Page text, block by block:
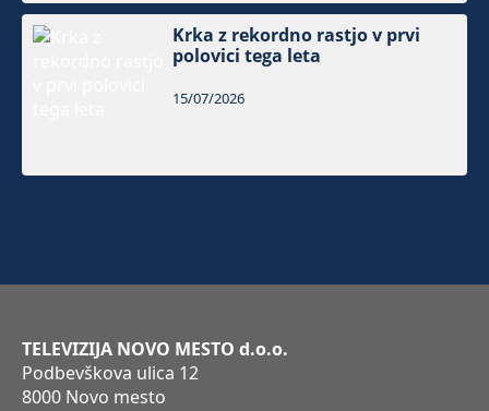
Krka z rekordno rastjo v prvi
polovici tega leta
15/07/2026
TELEVIZIJA NOVO MESTO d.o.o.
Podbevškova ulica 12
8000 Novo mesto